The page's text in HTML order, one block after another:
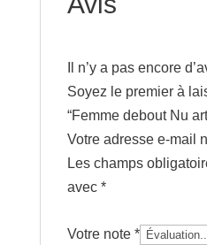
Il n’y a pas encore
Soyez le premier à
“Femme debout Nu
Votre adresse e-mail
Les champs
avec *
Votre note *